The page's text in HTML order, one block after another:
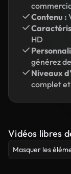
Contenu :
HD
générez
Niveaux
complet
Vidéos libres
Masquer les